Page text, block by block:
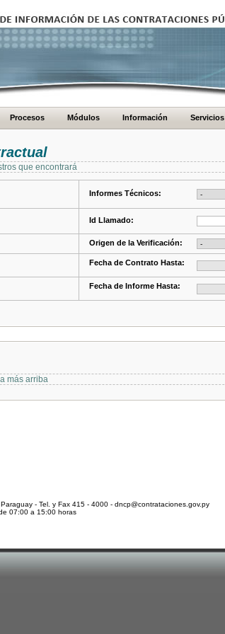
Procesos Módulos Información Servicios
que encontrará
Informes Técnicos:
Id Llamado:
Origen de la Verificación:
Fecha de Contrato Hasta:
Fecha de Informe Hasta:
más arriba
- Tel. y Fax 415 - 4000 - dncp@contrataciones.gov.py
07:00 a 15:00 horas